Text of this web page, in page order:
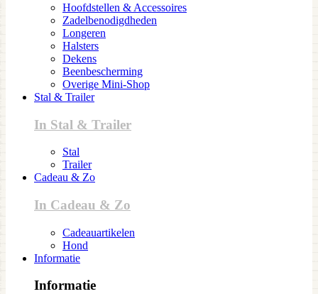
Hoofdstellen & Accessoires
Zadelbenodigdheden
Longeren
Halsters
Dekens
Beenbescherming
Overige Mini-Shop
Stal & Trailer
In Stal & Trailer
Stal
Trailer
Cadeau & Zo
In Cadeau & Zo
Cadeauartikelen
Hond
Informatie
Informatie